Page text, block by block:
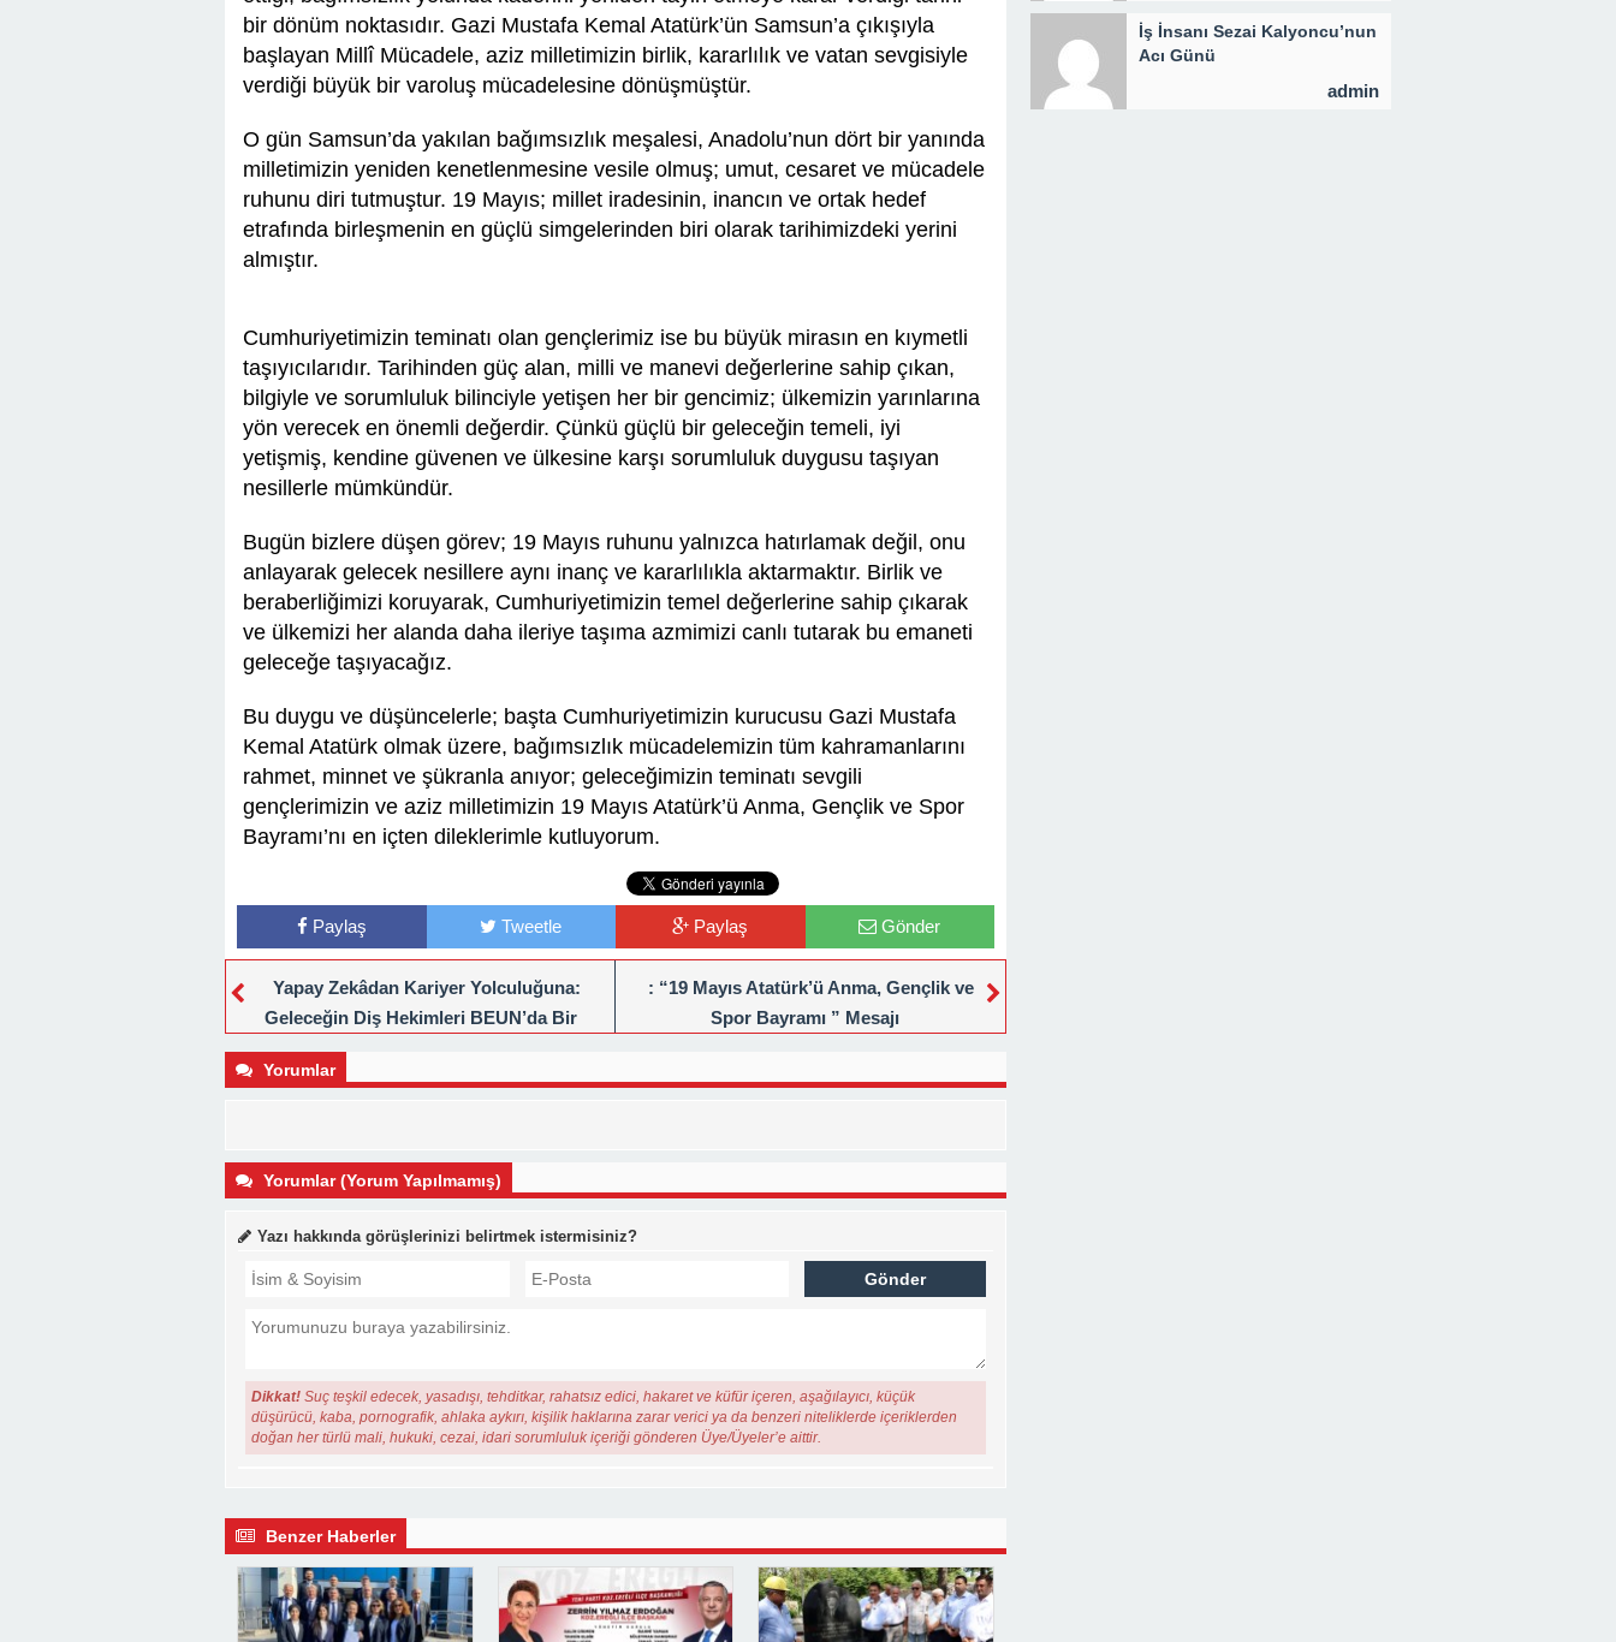
bir dönüm noktasıdır. Gazi Mustafa Kemal Atatürk’ün Samsun’a çıkışıyla
başlayan Millî Mücadele, aziz milletimizin birlik, kararlılık ve vatan sevgisiyle
verdiği büyük bir varoluş mücadelesine dönüşmüştür.
O gün Samsun’da yakılan bağımsızlık meşalesi, Anadolu’nun dört bir yanında
milletimizin yeniden kenetlenmesine vesile olmuş; umut, cesaret ve mücadele
ruhunu diri tutmuştur. 19 Mayıs; millet iradesinin, inancın ve ortak hedef
etrafında birleşmenin en güçlü simgelerinden biri olarak tarihimizdeki yerini
almıştır.
Cumhuriyetimizin teminatı olan gençlerimiz ise bu büyük mirasın en kıymetli
taşıyıcılarıdır. Tarihinden güç alan, milli ve manevi değerlerine sahip çıkan,
bilgiyle ve sorumluluk bilinciyle yetişen her bir gencimiz; ülkemizin yarınlarına
yön verecek en önemli değerdir. Çünkü güçlü bir geleceğin temeli, iyi
yetişmiş, kendine güvenen ve ülkesine karşı sorumluluk duygusu taşıyan
nesillerle mümkündür.
Bugün bizlere düşen görev; 19 Mayıs ruhunu yalnızca hatırlamak değil, onu
anlayarak gelecek nesillere aynı inanç ve kararlılıkla aktarmaktır. Birlik ve
beraberliğimizi koruyarak, Cumhuriyetimizin temel değerlerine sahip çıkarak
ve ülkemizi her alanda daha ileriye taşıma azmimizi canlı tutarak bu emaneti
geleceğe taşıyacağız.
Bu duygu ve düşüncelerle; başta Cumhuriyetimizin kurucusu Gazi Mustafa
Kemal Atatürk olmak üzere, bağımsızlık mücadelemizin tüm kahramanlarını
rahmet, minnet ve şükranla anıyor; geleceğimizin teminatı sevgili
gençlerimizin ve aziz milletimizin 19 Mayıs Atatürk’ü Anma, Gençlik ve Spor
Bayramı’nı en içten dileklerimle kutluyorum.
Paylaş Tweetle Paylaş Gönder
Yapay Zekâdan Kariyer Yolculuğuna:
Geleceğin Diş Hekimleri BEUN’da Bir
: “19 Mayıs Atatürk’ü Anma, Gençlik ve
Spor Bayramı ” Mesajı
Yorumlar
Yorumlar (Yorum Yapılmamış)
Yazı hakkında görüşlerinizi belirtmek istermisiniz?
Dikkat! Suç teşkil edecek, yasadışı, tehditkar, rahatsız edici, hakaret ve küfür içeren, aşağılayıcı, küçük
düşürücü, kaba, pornografik, ahlaka aykırı, kişilik haklarına zarar verici ya da benzeri niteliklerde içeriklerden
doğan her türlü mali, hukuki, cezai, idari sorumluluk içeriği gönderen Üye/Üyeler’e aittir.
Benzer Haberler
İş İnsanı Sezai Kalyoncu’nun
Acı Günü
admin